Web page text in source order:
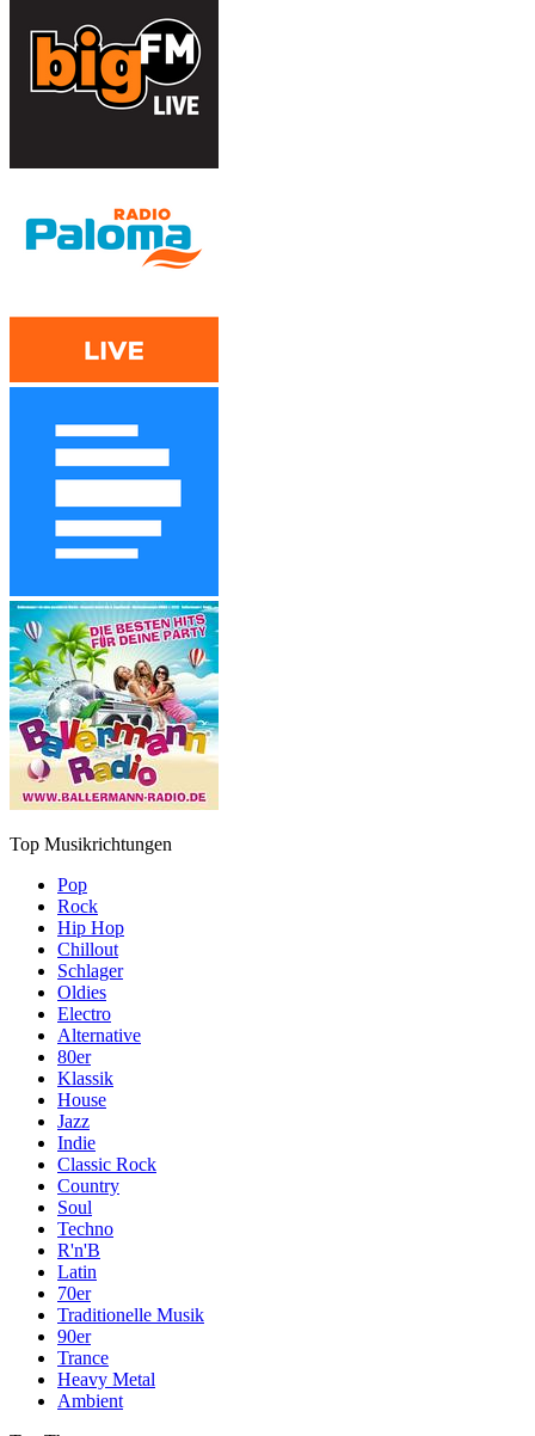
Top Musikrichtungen
Pop
Rock
Hip Hop
Chillout
Schlager
Oldies
Electro
Alternative
80er
Klassik
House
Jazz
Indie
Classic Rock
Country
Soul
Techno
R'n'B
Latin
70er
Traditionelle Musik
90er
Trance
Heavy Metal
Ambient